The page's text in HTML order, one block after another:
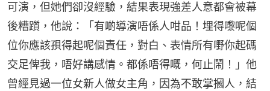
可演，但她們卻沒經驗，結果表現強差人意都會被幕
後糟躓，他說：「有啲導演唔係人咁品！埋得嚟呢個
位你應該孭得起呢個責任，對白、表情所有嘢你起碼
交足俾我，唔好講感情。都係唔得嘅，何止鬧！」他
曾經見過一位女新人做女主角，因為不敢掌摑人，結